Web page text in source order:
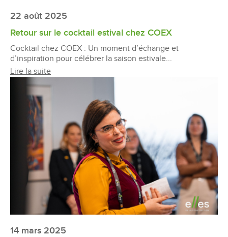
22 août 2025
Retour sur le cocktail estival chez COEX
Cocktail chez COEX : Un moment d’échange et
d’inspiration pour célébrer la saison estivale...
Lire la suite
14 mars 2025